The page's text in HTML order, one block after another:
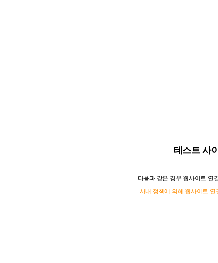
테스트 사
다음과 같은 경우 웹사이트 연
-사내 정책에 의해 웹사이트